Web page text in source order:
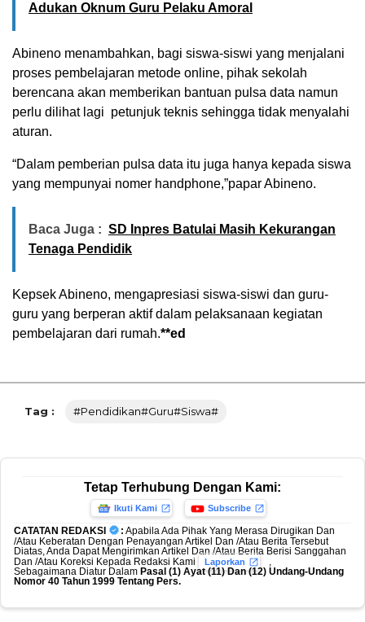
Adukan Oknum Guru Pelaku Amoral
Abineno menambahkan, bagi siswa-siswi yang menjalani
proses pembelajaran metode online, pihak sekolah
berencana akan memberikan bantuan pulsa data namun
perlu dilihat lagi petunjuk teknis sehingga tidak menyalahi
aturan.
“Dalam pemberian pulsa data itu juga hanya kepada siswa
yang mempunyai nomer handphone,”papar Abineno.
Baca Juga : SD Inpres Batulai Masih Kekurangan
Tenaga Pendidik
Kepsek Abineno, mengapresiasi siswa-siswi dan guru-
guru yang berperan aktif dalam pelaksanaan kegiatan
pembelajaran dari rumah.**ed
Tag : #Pendidikan#Guru#Siswa#
Tetap Terhubung Dengan Kami:
Ikuti Kami Subscribe
CATATAN REDAKSI : Apabila Ada Pihak Yang Merasa Dirugikan Dan
/Atau Keberatan Dengan Penayangan Artikel Dan /Atau Berita Tersebut
Diatas, Anda Dapat Mengirimkan Artikel Dan /Atau Berita Berisi Sanggahan
Dan /Atau Koreksi Kepada Redaksi Kami
Laporkan
,
Sebagaimana Diatur Dalam Pasal (1) Ayat (11) Dan (12) Undang-Undang
Nomor 40 Tahun 1999 Tentang Pers.